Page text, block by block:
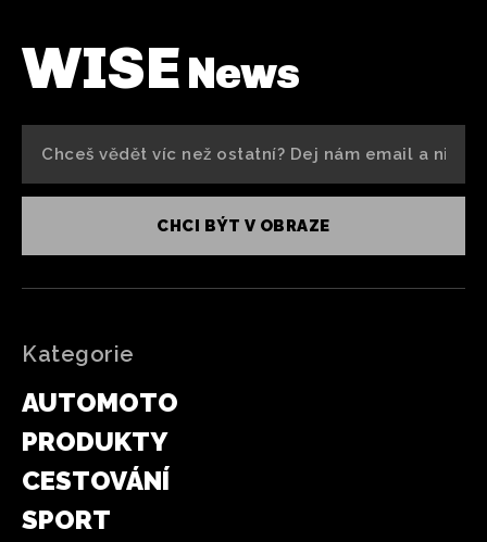
WISENews
CHCI BÝT V OBRAZE
Kategorie
AUTOMOTO
PRODUKTY
CESTOVÁNÍ
SPORT